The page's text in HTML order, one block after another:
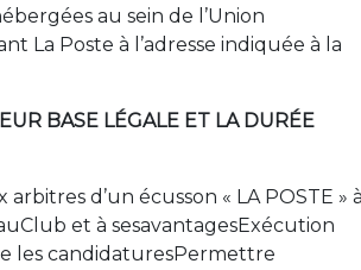
au sein de l’Union
La Poste à l’adresse indiquée à la
BASE LÉGALE ET LA DURÉE
d’un écusson « LA POSTE » à
et à sesavantagesExécution
les candidaturesPermettre